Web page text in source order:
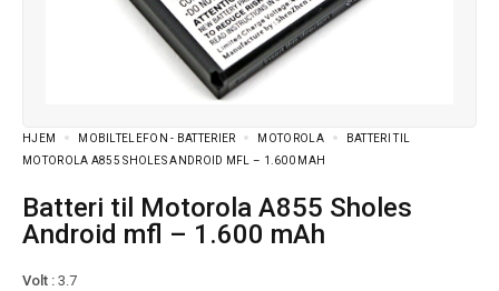
HJEM MOBILTELEFON - BATTERIER MOTOROLA
BATTERI TIL
MOTOROLA A855 SHOLES ANDROID MFL – 1.600 MAH
Batteri til Motorola A855 Sholes
Android mfl – 1.600 mAh
Volt : 3.7